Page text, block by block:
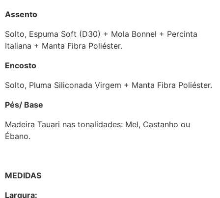
Assento
Solto, Espuma Soft (D30) + Mola Bonnel + Percinta
Italiana + Manta Fibra Poliéster.
Encosto
Solto, Pluma Siliconada Virgem + Manta Fibra Poliéster.
Pés/ Base
Madeira Tauari nas tonalidades: Mel, Castanho ou
Ébano.
MEDIDAS
Largura: